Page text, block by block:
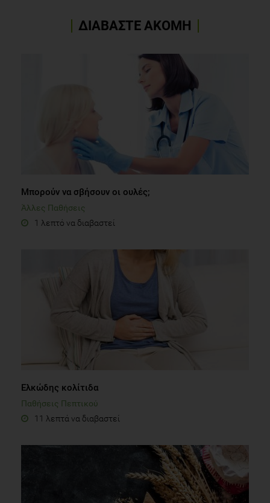
ΔΙΑΒΑΣΤΕ ΑΚΟΜΗ
Μπορούν να σβήσουν οι ουλές;
Άλλες Παθήσεις
1 λεπτό να διαβαστεί
Ελκώδης κολίτιδα
Παθήσεις Πεπτικού
11 λεπτά να διαβαστεί